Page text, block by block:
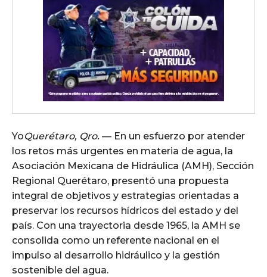
YoQuerétaro, Qro. — En un esfuerzo por atender
los retos más urgentes en materia de agua, la
Asociación Mexicana de Hidráulica (AMH), Sección
Regional Querétaro, presentó una propuesta
integral de objetivos y estrategias orientadas a
preservar los recursos hídricos del estado y del
país. Con una trayectoria desde 1965, la AMH se
consolida como un referente nacional en el
impulso al desarrollo hidráulico y la gestión
sostenible del agua.